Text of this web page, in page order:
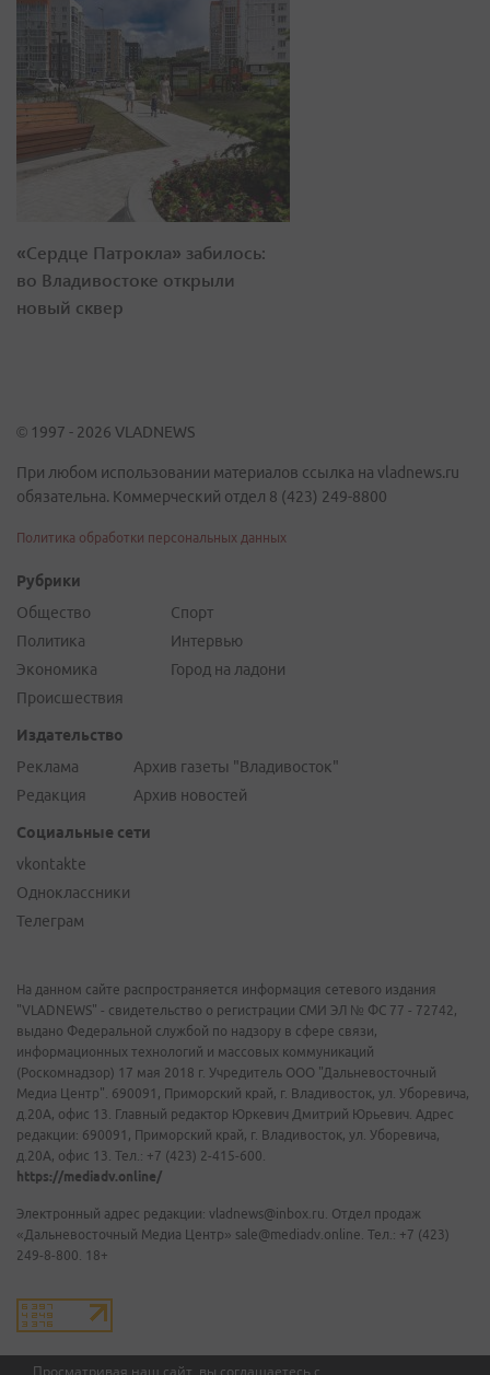
Просматривая наш сайт, вы соглашаетесь с
«Сердце Патрокла» забилось:
во Владивостоке открыли
новый сквер
© 1997 - 2026 VLADNEWS
При любом использовании материалов ссылка на vladnews.ru
обязательна. Коммерческий отдел 8 (423) 249-8800
Политика обработки персональных данных
Рубрики
Общество
Политика
Экономика
Происшествия
Спорт
Интервью
Город на ладони
Издательство
Реклама
Редакция
Архив газеты "Владивосток"
Архив новостей
Социальные сети
vkontakte
Одноклассники
Телеграм
На данном сайте распространяется информация сетевого издания
"VLADNEWS" - свидетельство о регистрации СМИ ЭЛ № ФС 77 - 72742,
выдано Федеральной службой по надзору в сфере связи,
информационных технологий и массовых коммуникаций
(Роскомнадзор) 17 мая 2018 г. Учредитель ООО "Дальневосточный
Медиа Центр". 690091, Приморский край, г. Владивосток, ул. Уборевича,
д.20А, офис 13. Главный редактор Юркевич Дмитрий Юрьевич. Адрес
редакции: 690091, Приморский край, г. Владивосток, ул. Уборевича,
д.20А, офис 13. Тел.: +7 (423) 2-415-600.
https://mediadv.online/
Электронный адрес редакции: vladnews@inbox.ru. Отдел продаж
«Дальневосточный Медиа Центр» sale@mediadv.online. Тел.: +7 (423)
249-8-800. 18+